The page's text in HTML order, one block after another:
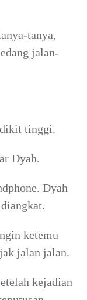
tanya,
jalan-
tinggi.
Dyah.
Dyah
ketemu
jalan jalan.
kejadian